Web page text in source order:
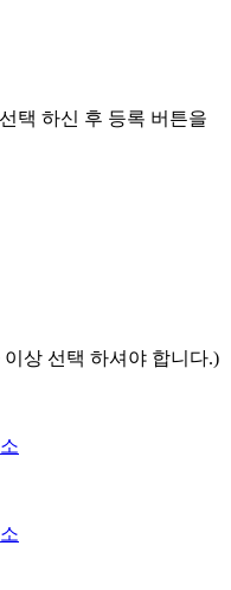
택 하신 후 등록 버튼을
상 선택 하셔야 합니다.)